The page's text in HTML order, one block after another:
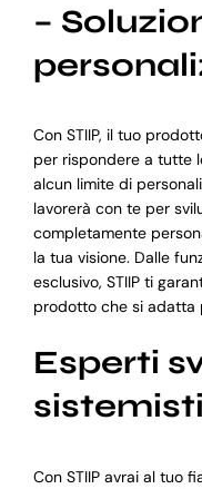
–
Con STIIP, il tuo
per rispondere a tutte
alcun limite di
lavorerà con te per
completamente
la tua visione. Dalle
esclusivo, STIIP ti
prodotto che si adatta
Esperti
Con STIIP avrai al tuo